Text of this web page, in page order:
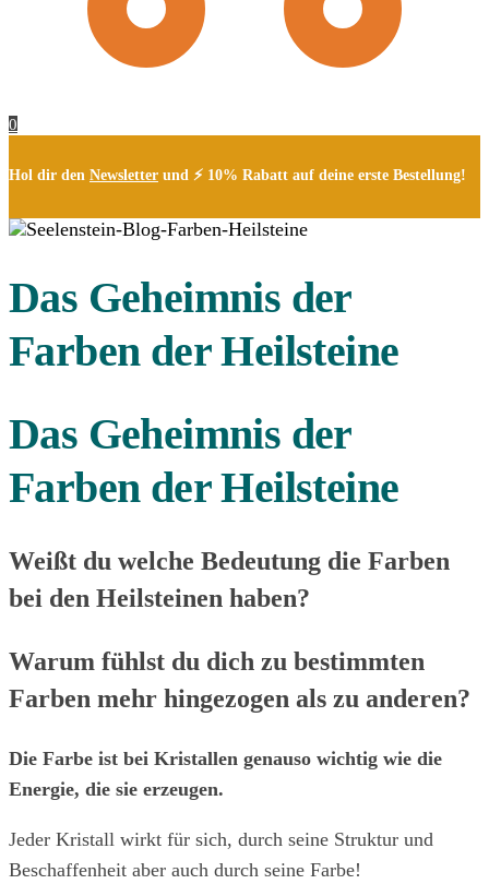
0
Hol dir den Newsletter und ⚡ 10% Rabatt auf deine erste Bestellung!
Das Geheimnis der
Farben der Heilsteine
Das Geheimnis der
Farben der Heilsteine
Weißt du welche Bedeutung die Farben
bei den Heilsteinen haben?
Warum fühlst du dich zu bestimmten
Farben mehr hingezogen als zu anderen?
Die Farbe ist bei Kristallen genauso wichtig wie die
Energie, die sie erzeugen.
Jeder Kristall wirkt für sich, durch seine Struktur und
Beschaffenheit aber auch durch seine Farbe!